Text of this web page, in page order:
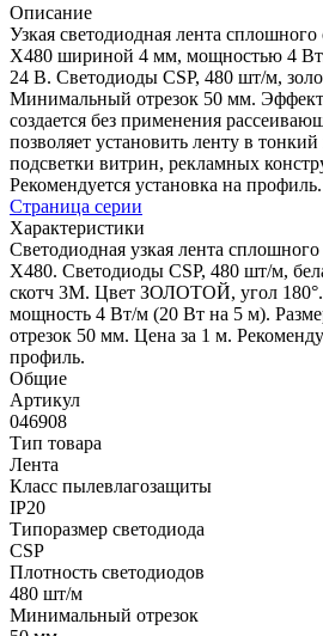
Описание
Узкая светодиодная лента
X480 шириной 4 мм, мощностью 4
24 В. Светодиоды CSP, 480 шт/м,
Минимальный отрезок 50 мм.
создается без применения
позволяет установить ленту в
подсветки витрин, рекламных
Рекомендуется установка на профиль.
Страница серии
Характеристики
Светодиодная узкая лента
X480. Светодиоды CSP, 480 шт/м,
скотч 3M. Цвет ЗОЛОТОЙ, угол
мощность 4 Вт/м (20 Вт на 5 м).
отрезок 50 мм. Цена за 1 м.
профиль.
Общие
Артикул
046908
Тип товара
Лента
Класс пылевлагозащиты
IP20
Типоразмер светодиода
CSP
Плотность светодиодов
480 шт/м
Минимальный отрезок